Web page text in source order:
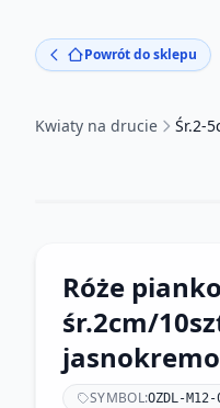
Powrót do sklepu
Kwiaty na drucie Śr.2-
Róże
śr.2cm/
SYMBOL:OZDL-